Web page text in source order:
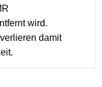
wird.
damit